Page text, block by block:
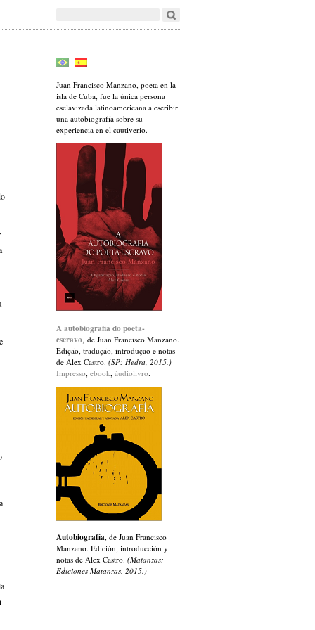
Juan Francisco Manzano, poeta en la
isla de Cuba, fue la única persona
esclavizada latinoamericana a escribir
una autobiografía sobre su
experiencia en el cautiverio.
A autobiografia do poeta-
escravo , de Juan Francisco Manzano.
Edição, tradução, introdução e notas
de Alex Castro. (SP: Hedra, 2015.)
Impresso ebook áudiolivro.
Autobiografía , de Juan Francisco
Manzano. Edición, introducción y
notas de Alex Castro. (Matanzas:
Ediciones Matanzas, 2015.)